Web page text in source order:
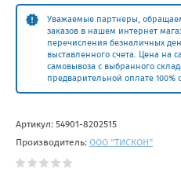
Уважаемые партнеры,
заказов в нашем интернет
перечисления безналичных
выставленного счета. Цена на
самовывоза с выбранного
предварительной оплате 100%
Артикул: 54901-8202515
Производитель: ООО "ТИСКОН"